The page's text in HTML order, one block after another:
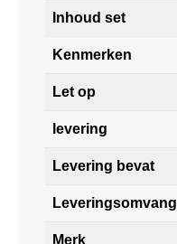
Inhoud set
Kenmerken
Let op
levering
Levering bevat
Leveringsomvang
Merk